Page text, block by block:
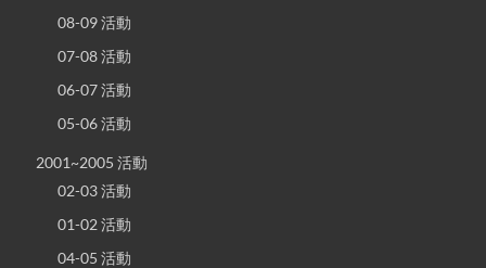
08-09 活動
07-08 活動
06-07 活動
05-06 活動
2001~2005 活動
02-03 活動
01-02 活動
04-05 活動